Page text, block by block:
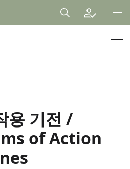
の食事)
용 기전 /
of Action